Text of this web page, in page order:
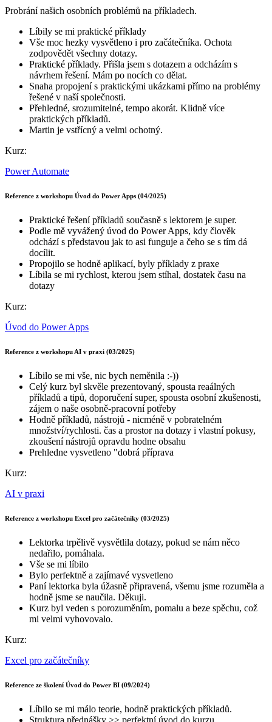
Probrání našich osobních problémů na příkladech.
Líbily se mi praktické příklady
Vše moc hezky vysvětleno i pro začátečníka. Ochota
zodpovědět všechny dotazy.
Praktické příklady. Přišla jsem s dotazem a odcházím s
návrhem řešení. Mám po nocích co dělat.
Snaha propojení s praktickými ukázkami přímo na problémy
řešené v naší společnosti.
Přehledné, srozumitelné, tempo akorát. Klidně více
praktických příkladů.
Martin je vstřícný a velmi ochotný.
Kurz:
Power Automate
Reference z workshopu Úvod do Power Apps (04/2025)
Praktické řešení příkladů současně s lektorem je super.
Podle mě vyvážený úvod do Power Apps, kdy člověk
odchází s představou jak to asi funguje a čeho se s tím dá
docílit.
Propojilo se hodně aplikací, byly příklady z praxe
Líbila se mi rychlost, kterou jsem stíhal, dostatek času na
dotazy
Kurz:
Úvod do Power Apps
Reference z workshopu AI v praxi (03/2025)
Líbilo se mi vše, nic bych neměnila :-))
Celý kurz byl skvěle prezentovaný, spousta reaálných
příkladů a tipů, doporučení super, spousta osobní zkušenosti,
zájem o naše osobně-pracovní potřeby
Hodně příkladů, nástrojů - nicméně v pobratelném
množství/rychlosti. čas a prostor na dotazy i vlastní pokusy,
zkoušení nástrojů opravdu hodne obsahu
Prehledne vysvetleno "dobrá příprava
Kurz:
AI v praxi
Reference z workshopu Excel pro začátečníky (03/2025)
Lektorka trpělivě vysvětlila dotazy, pokud se nám něco
nedařilo, pomáhala.
Vše se mi líbilo
Bylo perfektně a zajímavé vysvetleno
Paní lektorka byla úžasně připravená, všemu jsme rozuměla a
hodně jsme se naučila. Děkuji.
Kurz byl veden s porozuměním, pomalu a beze spěchu, což
mi velmi vyhovovalo.
Kurz:
Excel pro začátečníky
Reference ze školení Úvod do Power BI (09/2024)
Líbilo se mi málo teorie, hodně praktických příkladů.